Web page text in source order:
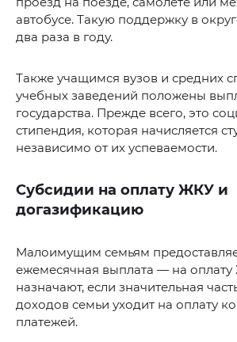
автобусе. Такую поддержку в
два раза в году.
Также учащимся вузов и средних
учебных заведений положены
государства. Прежде всего, это
стипендия, которая начисляется
независимо от их успеваемости.
Субсидии на оплату ЖКУ и
догазификацию
Малоимущим семьям
ежемесячная выплата — на
назначают, если значительная
доходов семьи уходит на оплату
платежей.